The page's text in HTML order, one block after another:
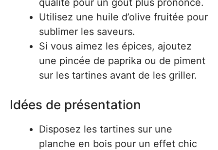
qualité pour un goût plus prononcé.
Utilisez une huile d’olive fruitée pour
sublimer les saveurs.
Si vous aimez les épices, ajoutez
une pincée de paprika ou de piment
sur les tartines avant de les griller.
Idées de présentation
Disposez les tartines sur une
planche en bois pour un effet chic